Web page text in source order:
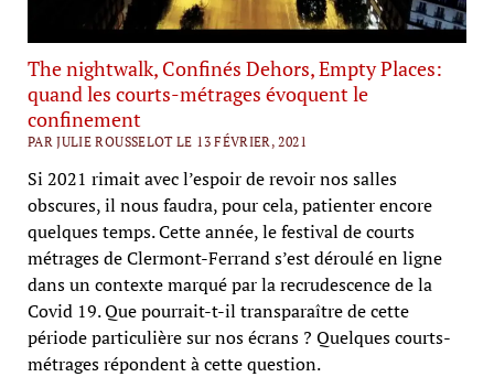
The nightwalk, Confinés Dehors, Empty Places:
quand les courts-métrages évoquent le
confinement
PAR JULIE ROUSSELOT LE 13 FÉVRIER, 2021
Si 2021 rimait avec l’espoir de revoir nos salles
obscures, il nous faudra, pour cela, patienter encore
quelques temps. Cette année, le festival de courts
métrages de Clermont-Ferrand s’est déroulé en ligne
dans un contexte marqué par la recrudescence de la
Covid 19. Que pourrait-t-il transparaître de cette
période particulière sur nos écrans ? Quelques courts-
métrages répondent à cette question.